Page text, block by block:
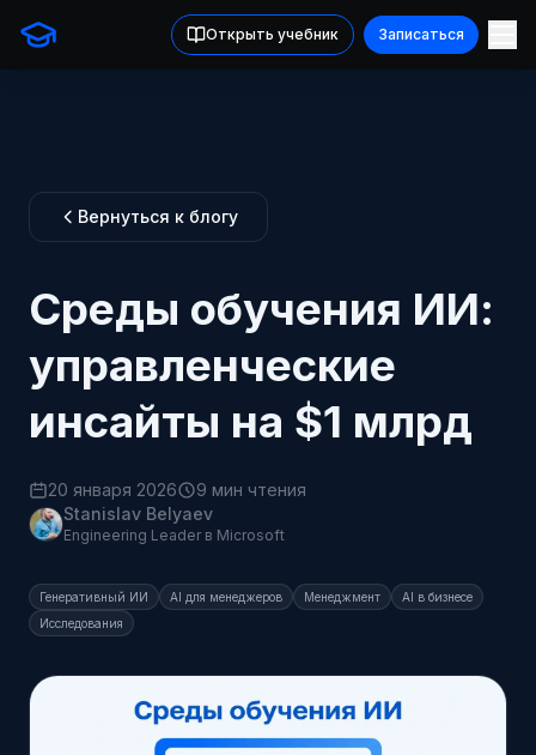
Открыть учебник Записаться
Вернуться к блогу
Среды обучения ИИ:
управленческие
инсайты на $1 млрд
20 января 2026
9 мин чтения
Stanislav Belyaev
Engineering Leader в Microsoft
Генеративный ИИ AI для менеджеров Менеджмент
AI в бизнесе
Исследования